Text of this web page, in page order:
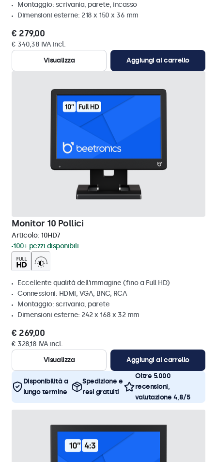
Montaggio: scrivania, parete, incasso
Dimensioni esterne: 218 x 150 x 36 mm
€ 279,00
€ 340,38 IVA incl.
Visualizza
Aggiungi al carrello
Monitor 10 Pollici
Articolo: 10HD7
100+ pezzi disponibili
Eccellente qualità dell'immagine (fino a Full HD)
Connessioni: HDMI, VGA, BNC, RCA
Montaggio: scrivania, parete
Dimensioni esterne: 242 x 168 x 32 mm
€ 269,00
€ 328,18 IVA incl.
Visualizza
Aggiungi al carrello
Disponibilità a
lungo termine
Spedizione e
resi gratuiti
Oltre 5.000
recensioni,
valutazione 4,8/5